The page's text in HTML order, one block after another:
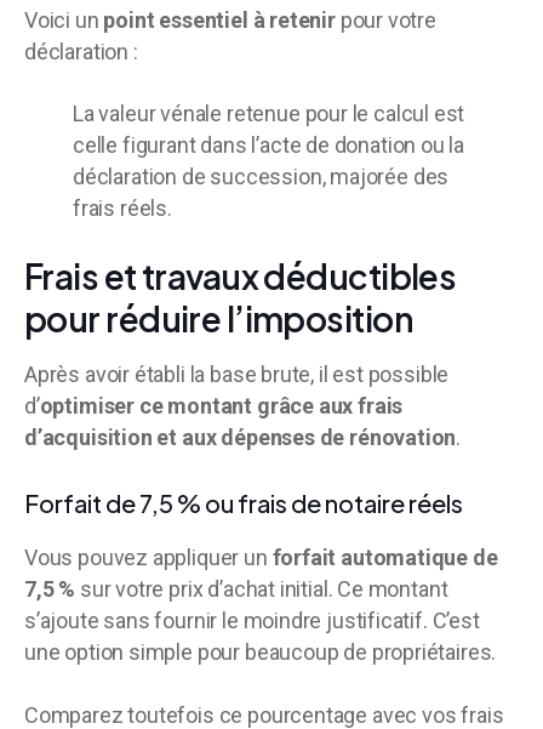
Voici un point essentiel à retenirpour votre
déclaration :
La valeur vénale retenue pour le calcul est
celle figurant dans l’acte de donation ou la
déclaration de succession, majorée des
frais réels.
Frais et travaux déductibles
pour réduire l’imposition
Après avoir établi la base brute, il est possible
d’optimiser ce montant grâce aux frais
d’acquisition et aux dépenses de rénovation.
Forfait de 7,5 % ou frais de notaire réels
Vous pouvez appliquer un forfait automatique de
7,5 % sur votre prix d’achat initial. Ce montant
s’ajoute sans fournir le moindre justificatif. C’est
une option simple pour beaucoup de propriétaires.
Comparez toutefois ce pourcentage avec vos frais